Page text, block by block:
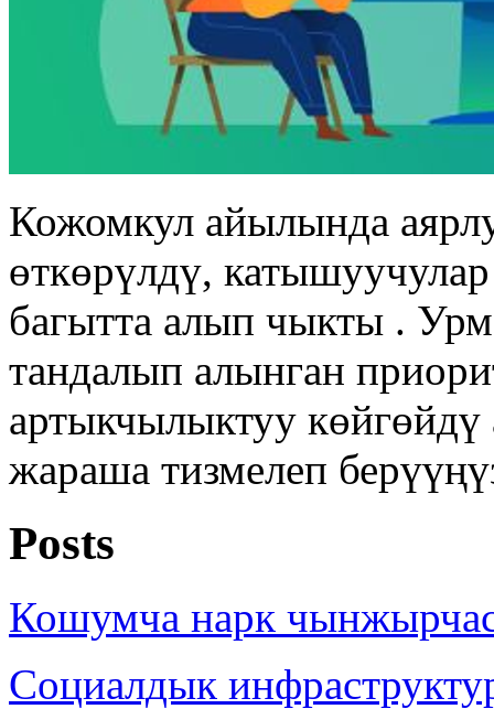
Кожомкул айылында
өткөрүлдү,
багытта алып чыкты .
тандалып алынган
артыкчылыктуу көйгөйдү
жараша тизмелеп
Posts
Кошумча нарк
Социалдык